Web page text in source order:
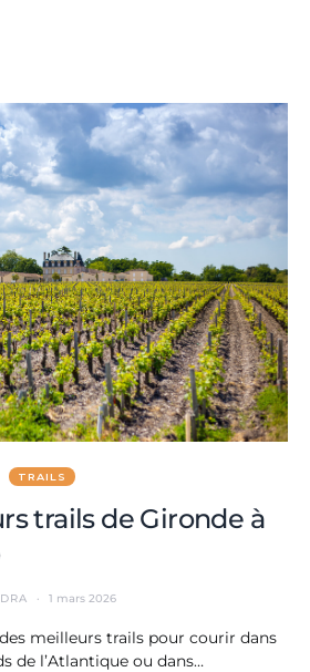
TRAILS
trails de Gironde à
1 mars 2026
meilleurs trails pour courir dans
de l’Atlantique ou dans…